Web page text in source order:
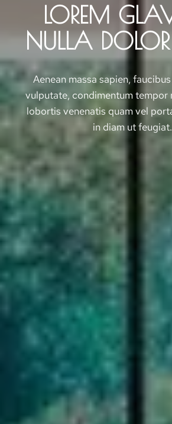
LOREM
NULLA
Aenean massa sapien,
vulputate, condimentum tempor
lobortis venenatis quam vel
in diam ut feugiat.